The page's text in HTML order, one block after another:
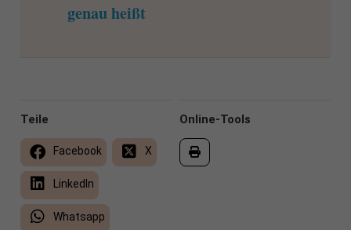
genau heißt
Online-Tools
Teile
Facebook X
LinkedIn
Whatsapp